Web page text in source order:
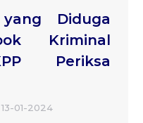
Diduga
Kriminal
Periksa
13-01-2024